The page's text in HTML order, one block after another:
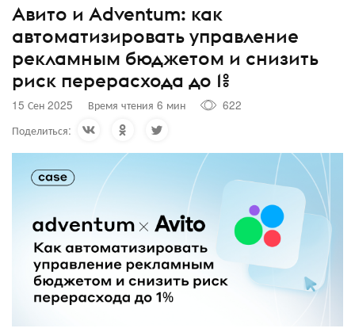
Авито и Adventum: как
автоматизировать управление
рекламным бюджетом и снизить
риск перерасхода до 1%
15 Сен 2025 Время чтения 6 мин
622
Поделиться: